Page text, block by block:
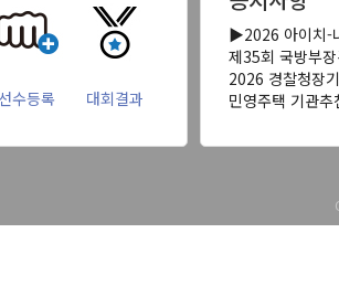
선수등록 대회결과
▶2026 아이치-
제35회 국방부
2026 경찰청장
민영주택 기관